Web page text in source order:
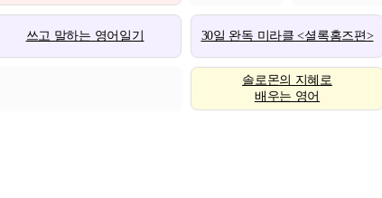
쓰고 말하는 영어일기 30일 완독 미라클 <셜록홈즈편>
솔로몬의 지혜로
배우는 영어